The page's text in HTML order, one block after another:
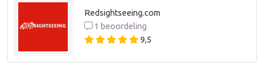
Redsightseeing.com
1 beoordeling
9,5